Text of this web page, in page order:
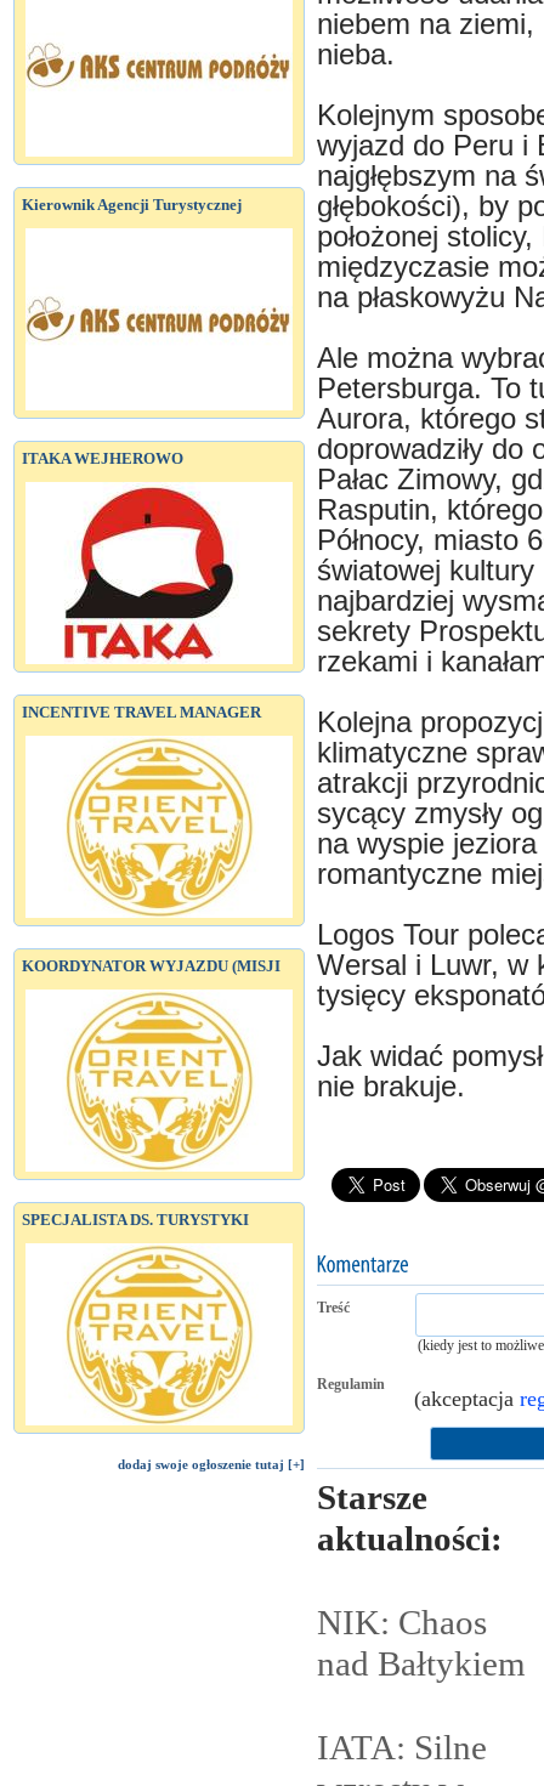
Kierownik Agencji Turystycznej
ITAKA WEJHEROWO
INCENTIVE TRAVEL MANAGER
KOORDYNATOR WYJAZDU (MISJI
SPECJALISTA DS. TURYSTYKI
dodaj swoje ogłoszenie tutaj [+]
niebem na ziemi,
nieba.
Kolejnym
wyjazd do Peru i
najgłębszym na
głębokości), by
położonej
międzyczasie
na płaskowyżu
Ale można
Petersburga. To
Aurora, którego
doprowadziły do
Pałac Zimowy,
Rasputin,
Północy, miasto
światowej kultury
najbardziej
sekrety
rzekami i
Kolejna
klimatyczne
atrakcji
sycący zmysły
na wyspie
romantyczne
Logos Tour
Wersal i Luwr, w
tysięcy
Jak widać
nie brakuje.
Treść
(kiedy jest to
Regulamin
(akceptacja
Starsze
aktualności:
NIK: Chaos
nad Bałtykiem
IATA: Silne